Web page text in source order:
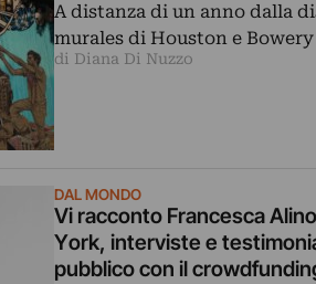
A distanza di un anno dalla
murales di Houston e
di Diana Di Nuzzo
DAL MONDO
Vi racconto Francesca
York, interviste e
pubblico con il